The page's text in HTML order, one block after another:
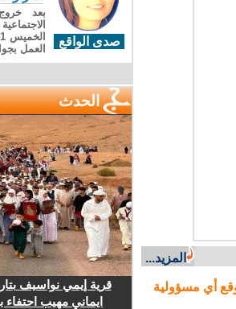
المزيد...
أي مسؤولية
صدى الواقع
بعد
العمل
الحدث
قرية إيمي نواسيف
ايماني مهيب احتفاء